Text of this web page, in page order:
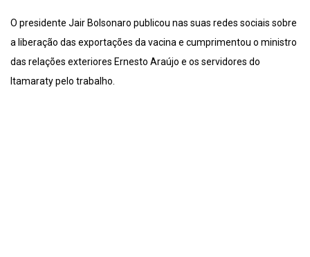
O presidente Jair Bolsonaro publicou nas suas redes sociais sobre
a liberação das exportações da vacina e cumprimentou o ministro
das relações exteriores Ernesto Araújo e os servidores do
Itamaraty pelo trabalho.